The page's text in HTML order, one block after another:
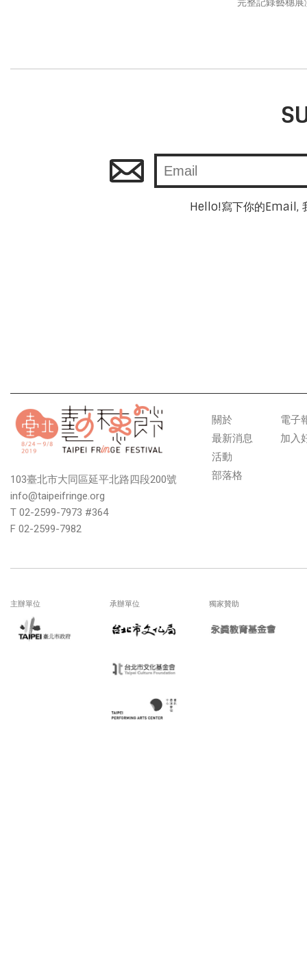
Hello!寫下你的Email,
103臺北市大同區延平北路四段200號
info@taipeifringe.org
T 02-2599-7973 #364
F 02-2599-7982
關於
最新消息
活動
部落格
電子
加入
主辦單位 承辦單位 獨家贊助